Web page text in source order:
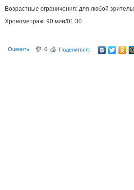
Возрастные ограничения: для любой
Хронометраж: 90 мин/01:30
Оценить 0 Поделиться: